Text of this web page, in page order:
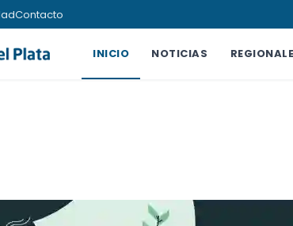
Contacto
INICIO NOTICIAS